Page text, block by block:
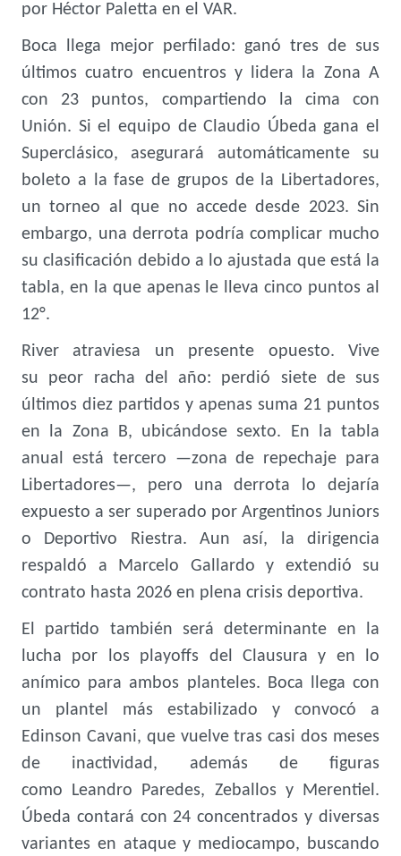
por Héctor Paletta en el VAR.
Boca llega mejor perfilado: ganó tres de sus
últimos cuatro encuentros y lidera la Zona A
con 23 puntos, compartiendo la cima con
Unión. Si el equipo de Claudio Úbeda gana el
Superclásico, asegurará automáticamente su
boleto a la fase de grupos de la Libertadores,
un torneo al que no accede desde 2023. Sin
embargo, una derrota podría complicar mucho
su clasificación debido a lo ajustada que está la
tabla, en la que apenas le lleva cinco puntos al
12°.
River atraviesa un presente opuesto. Vive
su peor racha del año: perdió siete de sus
últimos diez partidos y apenas suma 21 puntos
en la Zona B, ubicándose sexto. En la tabla
anual está tercero —zona de repechaje para
Libertadores—, pero una derrota lo dejaría
expuesto a ser superado por Argentinos Juniors
o Deportivo Riestra. Aun así, la dirigencia
respaldó a Marcelo Gallardo y extendió su
contrato hasta 2026 en plena crisis deportiva.
El partido también será determinante en la
lucha por los playoffs del Clausura y en lo
anímico para ambos planteles. Boca llega con
un plantel más estabilizado y convocó a
Edinson Cavani, que vuelve tras casi dos meses
de inactividad, además de figuras
como Leandro Paredes, Zeballos y Merentiel.
Úbeda contará con 24 concentrados y diversas
variantes en ataque y mediocampo, buscando